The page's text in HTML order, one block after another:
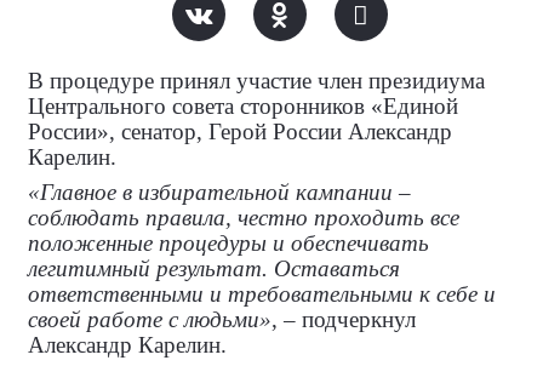
В процедуре принял участие член президиума
Центрального совета сторонников «Единой
России», сенатор, Герой России Александр
Карелин.
«Главное в избирательной кампании –
соблюдать правила, честно проходить все
положенные процедуры и обеспечивать
легитимный результат. Оставаться
ответственными и требовательными к себе и
своей работе с людьми», – подчеркнул
Александр Карелин.